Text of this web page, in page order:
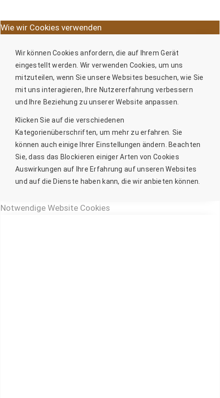
Wie wir Cookies verwenden
Wir können Cookies anfordern, die auf Ihrem Gerät
eingestellt werden. Wir verwenden Cookies, um uns
mitzuteilen, wenn Sie unsere Websites besuchen, wie Sie
mit uns interagieren, Ihre Nutzererfahrung verbessern
und Ihre Beziehung zu unserer Website anpassen.
Klicken Sie auf die verschiedenen
Kategorienüberschriften, um mehr zu erfahren. Sie
können auch einige Ihrer Einstellungen ändern. Beachten
Sie, dass das Blockieren einiger Arten von Cookies
Auswirkungen auf Ihre Erfahrung auf unseren Websites
und auf die Dienste haben kann, die wir anbieten können.
Notwendige Website Cookies